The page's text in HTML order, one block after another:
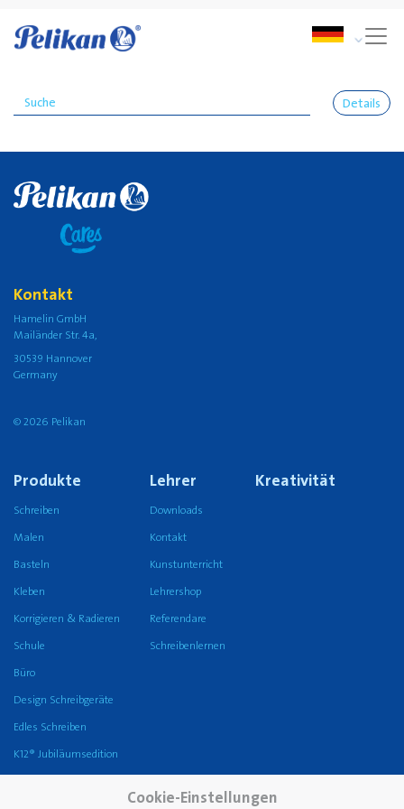
Details
Kontakt
Hamelin GmbH
Mailänder Str. 4a,
30539 Hannover
Germany
© 2026 Pelikan
Produkte
Schreiben
Malen
Basteln
Kleben
Korrigieren & Radieren
Schule
Büro
Design Schreibgeräte
Edles Schreiben
K12® Jubiläumsedition
Lehrer
Downloads
Kontakt
Kunstunterricht
Lehrershop
Referendare
Schreibenlernen
Kreativität
Karriere
Cookie-Einstellungen